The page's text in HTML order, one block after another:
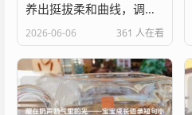
养出挺拔柔和曲线，调理气血的自然丰胸汤中药配方
2026-06-06 361 人在看